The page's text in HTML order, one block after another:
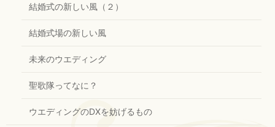
結婚式の新しい風（２）
結婚式場の新しい風
未来のウエディング
聖歌隊ってなに？
ウエディングのDXを妨げるもの